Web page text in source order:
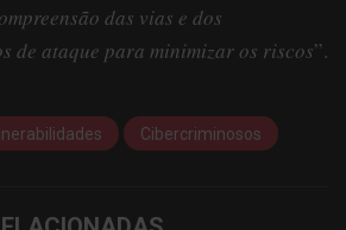
das vias e dos
de ataque para minimizar os riscos”.
Cibercriminosos